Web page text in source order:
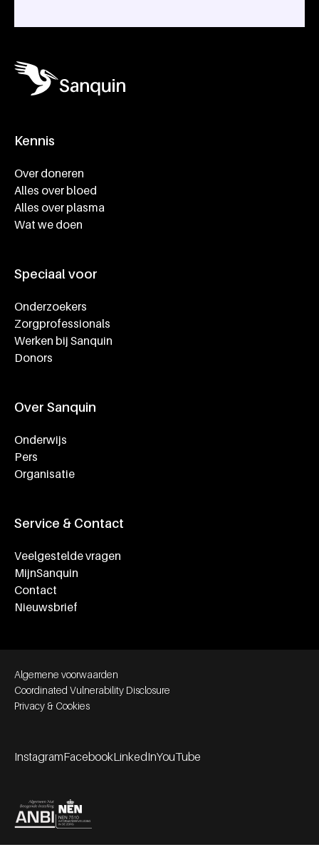
Kennis
Over doneren
Alles over bloed
Alles over plasma
Wat we doen
Speciaal voor
Onderzoekers
Zorgprofessionals
Werken bij Sanquin
Donors
Over Sanquin
Onderwijs
Pers
Organisatie
Service & Contact
Veelgestelde vragen
MijnSanquin
Contact
Nieuwsbrief
Footer bottom navigation
Algemene voorwaarden
Coordinated Vulnerability Disclosure
Privacy & Cookies
InstagramFacebookLinkedInYouTube
Partners